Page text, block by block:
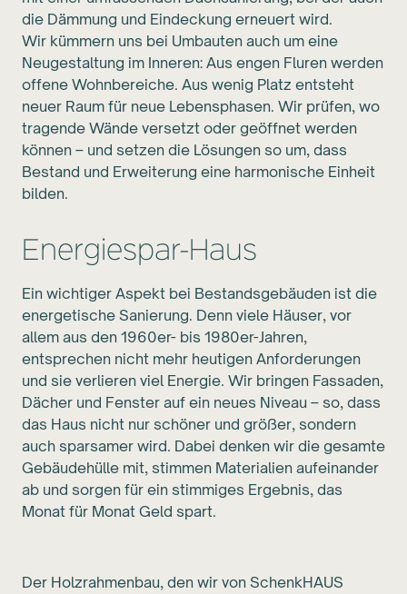
die Dämmung und Eindeckung erneuert wird.
Wir kümmern uns bei Umbauten auch um eine
Neugestaltung im Inneren: Aus engen Fluren werden
offene Wohnbereiche. Aus wenig Platz entsteht
neuer Raum für neue Lebensphasen. Wir prüfen, wo
tragende Wände versetzt oder geöffnet werden
können – und setzen die Lösungen so um, dass
Bestand und Erweiterung eine harmonische Einheit
bilden.
Energiespar-Haus
Ein wichtiger Aspekt bei Bestandsgebäuden ist die
energetische Sanierung. Denn viele Häuser, vor
allem aus den 1960er- bis 1980er-Jahren,
entsprechen nicht mehr heutigen Anforderungen
und sie verlieren viel Energie. Wir bringen Fassaden,
Dächer und Fenster auf ein neues Niveau – so, dass
das Haus nicht nur schöner und größer, sondern
auch sparsamer wird. Dabei denken wir die gesamte
Gebäudehülle mit, stimmen Materialien aufeinander
ab und sorgen für ein stimmiges Ergebnis, das
Monat für Monat Geld spart.
Der Holzrahmenbau, den wir von SchenkHAUS